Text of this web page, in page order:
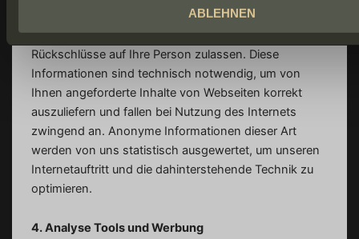
ABLEHNEN
Service Providers und Ähnliches. Hierbei handelt es
sich ausschließlich um Informationen, welche keine
Rückschlüsse auf Ihre Person zulassen. Diese
Informationen sind technisch notwendig, um von
Ihnen angeforderte Inhalte von Webseiten korrekt
auszuliefern und fallen bei Nutzung des Internets
zwingend an. Anonyme Informationen dieser Art
werden von uns statistisch ausgewertet, um unseren
Internetauftritt und die dahinterstehende Technik zu
optimieren.
4. Analyse Tools und Werbung